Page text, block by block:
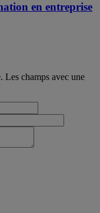
en entreprise
Les champs avec une